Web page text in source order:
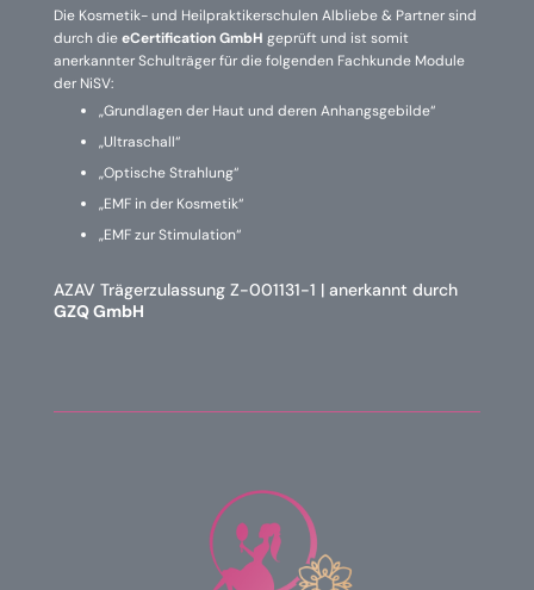
Die Kosmetik- und Heilpraktikerschulen Albliebe & Partner sind
durch dieeCertification GmbH geprüft und ist somit
anerkannter Schulträger für die folgenden Fachkunde Module
der NiSV:
„Grundlagen der Haut und deren Anhangsgebilde“
„Ultraschall“
„Optische Strahlung“
„EMF in der Kosmetik“
„EMF zur Stimulation“
AZAV Trägerzulassung Z-001131-1 | anerkannt durch
GZQ GmbH